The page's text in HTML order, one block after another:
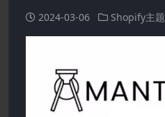
2024-03-06 Shopify主题